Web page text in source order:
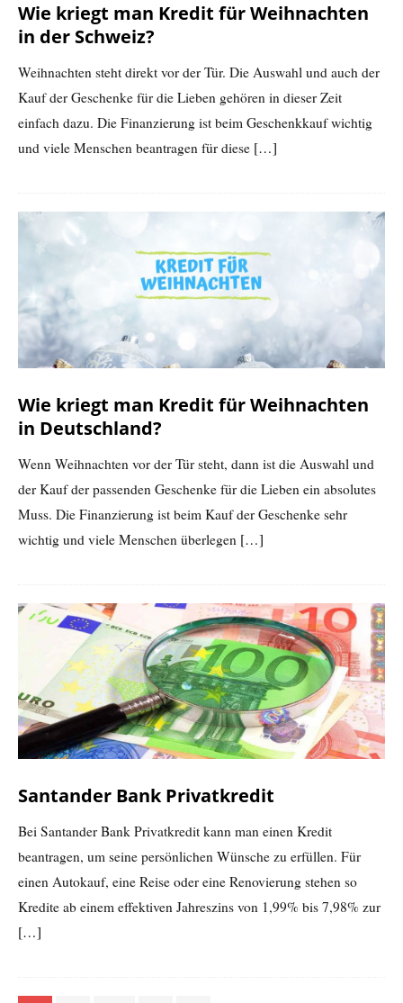
Wie kriegt man Kredit für Weihnachten
in der Schweiz?
Weihnachten steht direkt vor der Tür. Die Auswahl und auch der
Kauf der Geschenke für die Lieben gehören in dieser Zeit
einfach dazu. Die Finanzierung ist beim Geschenkkauf wichtig
und viele Menschen beantragen für diese […]
Wie kriegt man Kredit für Weihnachten
in Deutschland?
Wenn Weihnachten vor der Tür steht, dann ist die Auswahl und
der Kauf der passenden Geschenke für die Lieben ein absolutes
Muss. Die Finanzierung ist beim Kauf der Geschenke sehr
wichtig und viele Menschen überlegen […]
Santander Bank Privatkredit
Bei Santander Bank Privatkredit kann man einen Kredit
beantragen, um seine persönlichen Wünsche zu erfüllen. Für
einen Autokauf, eine Reise oder eine Renovierung stehen so
Kredite ab einem effektiven Jahreszins von 1,99% bis 7,98% zur
[…]